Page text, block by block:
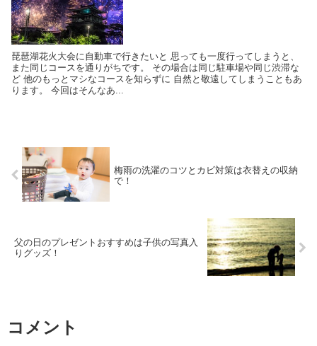
琵琶湖花火大会に自動車で行きたいと 思っても一度行ってしまうと、
また同じコースを通りがちです。 その場合は同じ駐車場や同じ渋滞な
ど 他のもっとマシなコースを知らずに 自然と敬遠してしまうこともあ
ります。 今回はそんなあ...
梅雨の洗濯のコツとカビ対策は衣替えの収納
で！
父の日のプレゼントおすすめは子供の写真入
りグッズ！
コメント